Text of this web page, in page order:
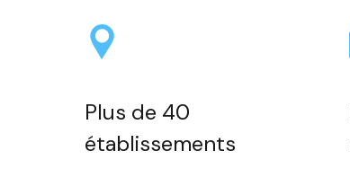
Plus de 40
établissements